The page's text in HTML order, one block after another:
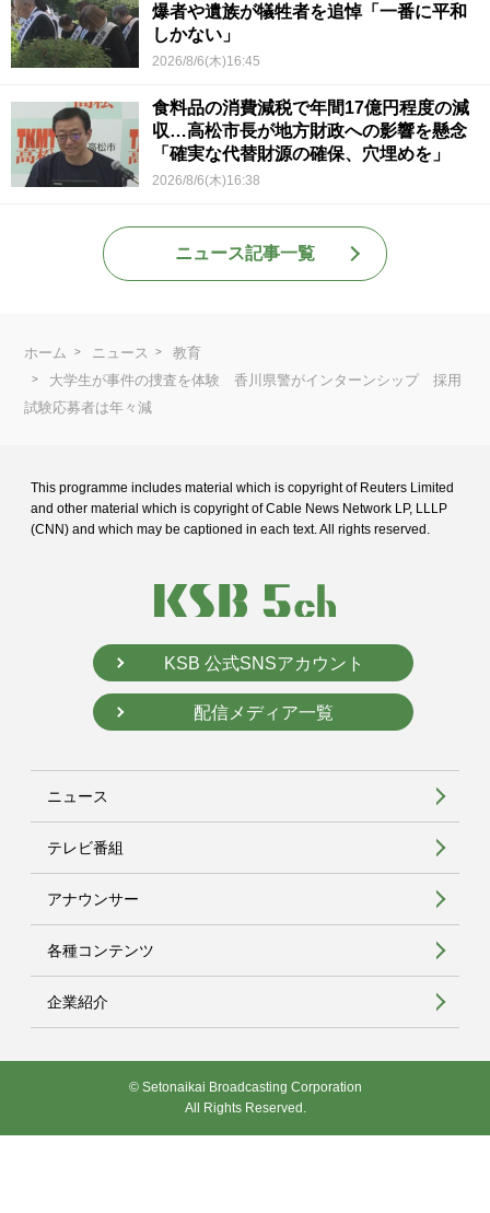
爆者や遺族が犠牲者を追悼「一番に平和
しかない」
2026/8/6(木)16:45
食料品の消費減税で年間17億円程度の減
収…高松市長が地方財政への影響を懸念
「確実な代替財源の確保、穴埋めを」
2026/8/6(木)16:38
ニュース記事一覧
ホーム ニュース
教育
大学生が事件の捜査を体験 香川県警がインターンシップ 採用
試験応募者は年々減
This programme includes material which is copyright of Reuters Limited
and other material which is copyright of Cable News Network LP, LLLP
(CNN) and which may be captioned in each text. All rights reserved.
KSB 公式SNSアカウント
配信メディア一覧
ニュース
テレビ番組
アナウンサー
各種コンテンツ
企業紹介
© Setonaikai Broadcasting Corporation
All Rights Reserved.